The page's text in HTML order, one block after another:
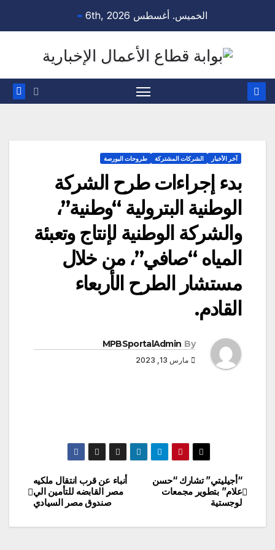
الخميس. أغسطس 6th, 2026
آخر الأخبار الشركات المشتركة طروحات البورصة
بدء إجراءات طرح الشركة
الوطنية البترولية “وطنية”،
والشركة الوطنية لإنتاج وتعبئة
المياه “صافي”، من خلال
مستشار الطرح الأربعاء
القادم.
By
MPBSportalAdmin
مارس 13, 2023
تصفّح
المقالات
أنباء عن قرب انتقال ملكيه
مصر القابضه للتأمين الي
صندوق مصر السيادي
“أجيليتي” تشارك “حسن
علام” بتطوير مجمعات
لوجستية